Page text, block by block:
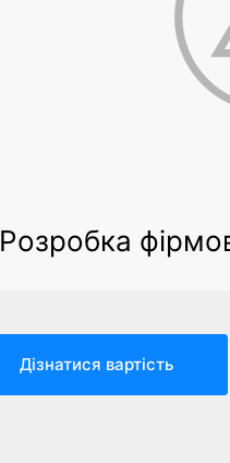
Розробка
Дізнатися вартість